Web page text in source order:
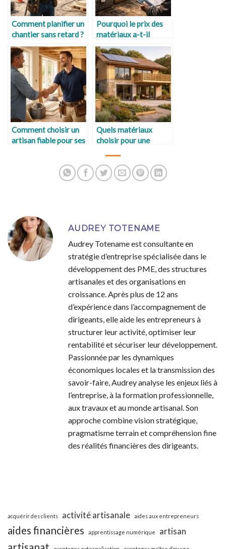
Comment planifier un
chantier sans retard ?
Pourquoi le prix des
matériaux a-t-il
augmenté ?
Comment choisir un
artisan fiable pour ses
Quels matériaux
choisir pour une
AUDREY TOTENAME
Audrey Totename est consultante en
stratégie d’entreprise spécialisée dans le
développement des PME, des structures
artisanales et des organisations en
croissance. Après plus de 12 ans
d’expérience dans l’accompagnement de
dirigeants, elle aide les entrepreneurs à
structurer leur activité, optimiser leur
rentabilité et sécuriser leur développement.
Passionnée par les dynamiques
économiques locales et la transmission des
savoir-faire, Audrey analyse les enjeux liés à
l’entreprise, à la formation professionnelle,
aux travaux et au monde artisanal. Son
approche combine vision stratégique,
pragmatisme terrain et compréhension fine
des réalités financières des dirigeants.
acquérir des clients activité artisanale aides aux entrepreneurs
aides financières apprentissage numérique artisan